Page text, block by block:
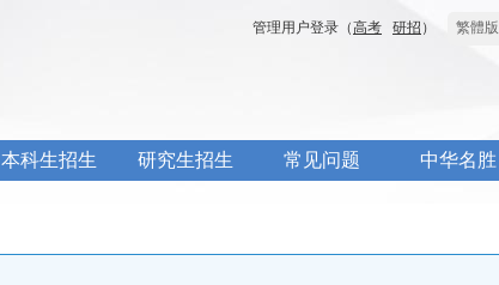
繁體版
管理用户登录（高考 研招 ）
本科生招生 研究生招生 常见问题 中华名胜